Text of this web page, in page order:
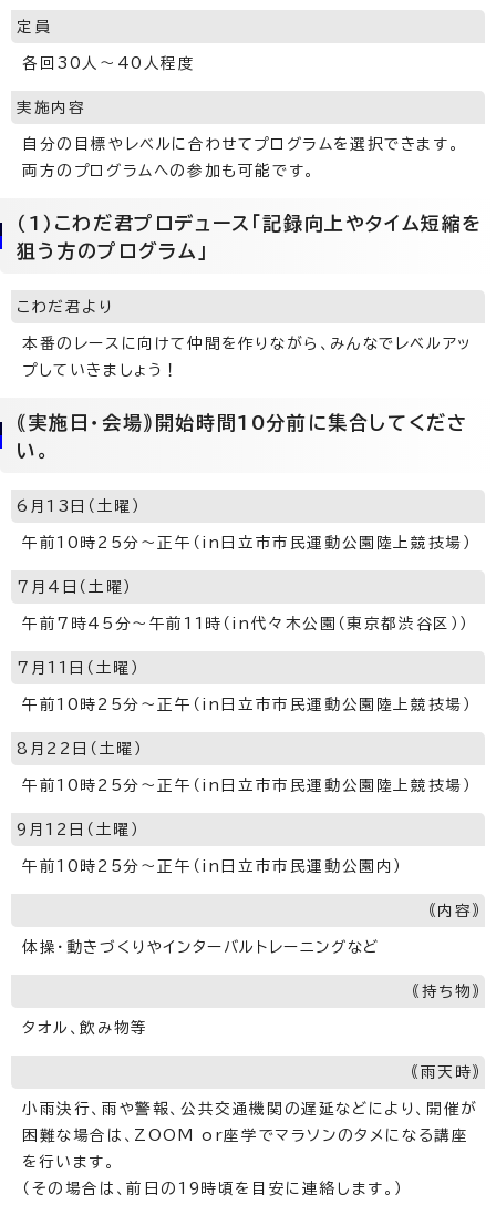
定員
各回30人～40人程度
実施内容
自分の目標やレベルに合わせてプログラムを選択できます。
両方のプログラムへの参加も可能です。
（1）こわだ君プロデュース「記録向上やタイム短縮を
狙う方のプログラム」
こわだ君より
本番のレースに向けて仲間を作りながら、みんなでレベルアッ
プしていきましょう！
｟実施日・会場｠開始時間10分前に集合してくださ
い。
6月13日（土曜）
午前10時25分～正午（in日立市市民運動公園陸上競技場）
7月4日（土曜）
午前7時45分～午前11時（in代々木公園（東京都渋谷区））
7月11日（土曜）
午前10時25分～正午（in日立市市民運動公園陸上競技場）
8月22日（土曜）
午前10時25分～正午（in日立市市民運動公園陸上競技場）
9月12日（土曜）
午前10時25分～正午（in日立市市民運動公園内）
｟内容｠
体操・動きづくりやインターバルトレーニングなど
｟持ち物｠
タオル、飲み物等
｟雨天時｠
小雨決行、雨や警報、公共交通機関の遅延などにより、開催が
困難な場合は、ZOOM or座学でマラソンのタメになる講座
を行います。
（その場合は、前日の19時頃を目安に連絡します。）